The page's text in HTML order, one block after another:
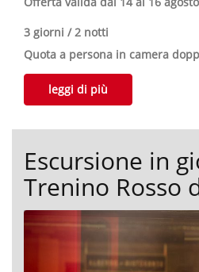
3 giorni / 2 notti
Quota a persona in camera
leggi di più
Escursione in
Trenino Rosso